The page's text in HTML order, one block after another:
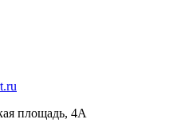
площадь, 4А